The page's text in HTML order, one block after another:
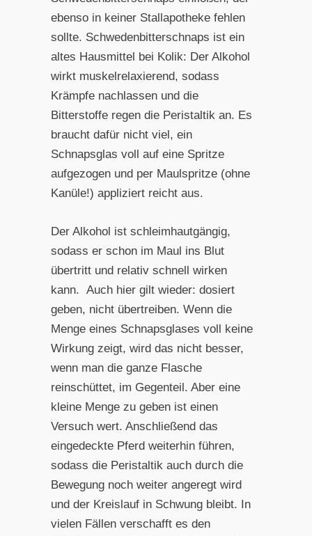
ebenso in keiner Stallapotheke fehlen
sollte. Schwedenbitterschnaps ist ein
altes Hausmittel bei Kolik: Der Alkohol
wirkt muskelrelaxierend, sodass
Krämpfe nachlassen und die
Bitterstoffe regen die Peristaltik an. Es
braucht dafür nicht viel, ein
Schnapsglas voll auf eine Spritze
aufgezogen und per Maulspritze (ohne
Kanüle!) appliziert reicht aus.
Der Alkohol ist schleimhautgängig,
sodass er schon im Maul ins Blut
übertritt und relativ schnell wirken
kann. Auch hier gilt wieder: dosiert
geben, nicht übertreiben. Wenn die
Menge eines Schnapsglases voll keine
Wirkung zeigt, wird das nicht besser,
wenn man die ganze Flasche
reinschüttet, im Gegenteil. Aber eine
kleine Menge zu geben ist einen
Versuch wert. Anschließend das
eingedeckte Pferd weiterhin führen,
sodass die Peristaltik auch durch die
Bewegung noch weiter angeregt wird
und der Kreislauf in Schwung bleibt. In
vielen Fällen verschafft es den